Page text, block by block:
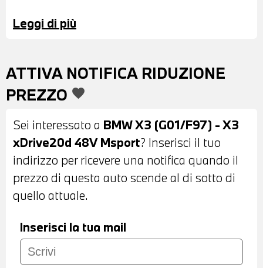
BROOKLYN GREY - ANTIFURTO CON
PINZE ROSSE - FARI LED - RETROVISORI
ESTERNI RIPIEGABILI ELETTRICAMENTE
PORTATUTTO SUL TETTO - VETRI
POSTERIORI E LUNOTTO OSCURATI -
SENSORI DI PARCHEGGIO ANTERIORI E
POSTERIORI - TELECAMERA
POSTERIORE CON SURROUND VIEW 360°
- COMFORT ACCESS SYSTEM - INTERNI IN
SENSATEC NERA E ROSSA - VOLANTE
SPORTIVO M IN PELLE CON COMANDI
Leggi di più
ATTIVA NOTIFICA RIDUZIONE
PREZZO favorite
Sei interessato a BMW X3 (G01/F97) - X3
xDrive20d 48V Msport? Inserisci il tuo
indirizzo per ricevere una notifica quando il
prezzo di questa auto scende al di sotto di
quello attuale.
Inserisci la tua mail